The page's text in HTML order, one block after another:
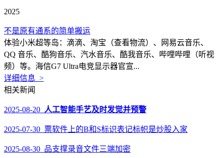
2025
不是原有通系的简单搬运
体验小米超等岛：滴滴、淘宝（查看物流）、网易云音乐、
QQ 音乐、酷狗音乐、汽水音乐、酷我音乐、哔哩哔哩（听视
频）等。海信G7 Ultra电竞显示器官宣...
详细信息 >
相关新闻
2025-08-20 人工智能手艺及时发觉并预警
2025-07-30 票软件上的B和S标识表记标帜是炒股入家
2025-08-30 品支撑录音文件三端加密